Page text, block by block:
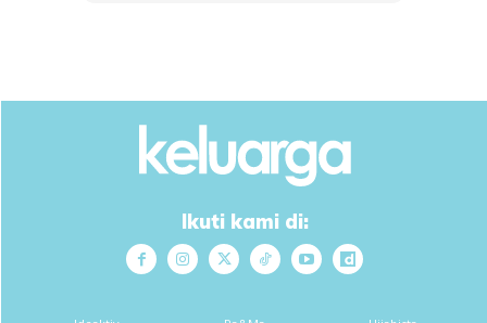
CENDAWAN RANGUP BY
SHOPEE MY
[500g – 1kg] Frozen Halal
Ikuti kami di: